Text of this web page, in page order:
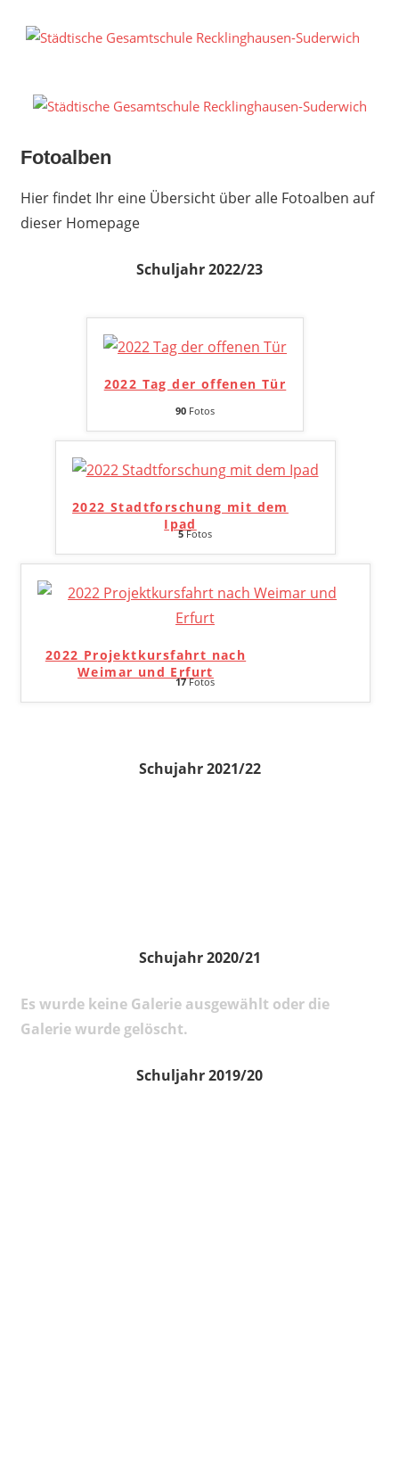
Inhalt
Fotoalben
Hier findet Ihr eine Übersicht über alle Fotoalben auf
dieser Homepage
Schuljahr 2022/23
2022 Tag der offenen Tür
90 Fotos
2022 Stadtforschung mit dem
Ipad
5Fotos
2022 Projektkursfahrt nach
Weimar und Erfurt
17Fotos
Schujahr 2021/22
Schujahr 2020/21
Es wurde keine Galerie ausgewählt oder die
Galerie wurde gelöscht.
Schuljahr 2019/20